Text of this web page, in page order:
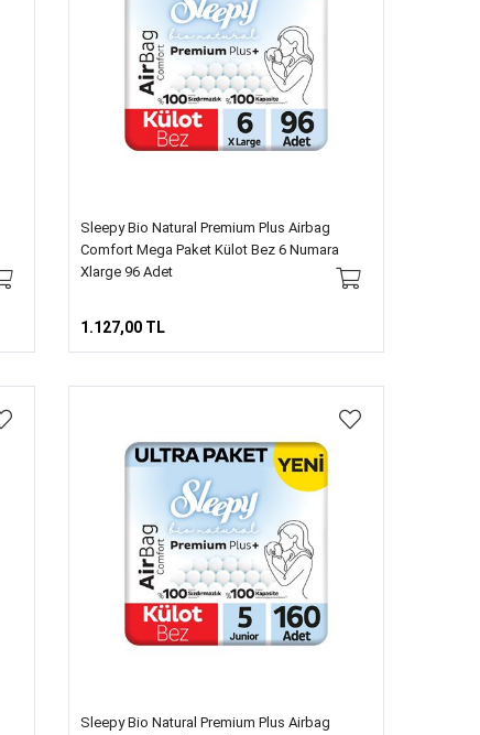
Sleepy Bio Natural Premium Plus Airbag
Comfort Mega Paket Külot Bez 6 Numara
Xlarge 96 Adet
1.127,00 TL
Sleepy Bio Natural Premium Plus Airbag